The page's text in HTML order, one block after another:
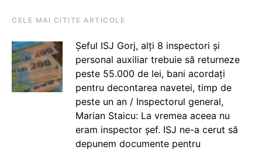
CELE MAI CITITE ARTICOLE
Șeful ISJ Gorj, alți 8 inspectori și
personal auxiliar trebuie să returneze
peste 55.000 de lei, bani acordați
pentru decontarea navetei, timp de
peste un an / Inspectorul general,
Marian Staicu: La vremea aceea nu
eram inspector șef. ISJ ne-a cerut să
depunem documente pentru